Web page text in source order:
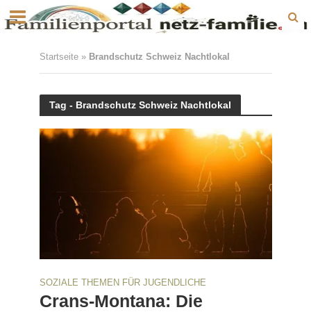
Startseite» Brandschutz Schweiz Nachtlokal
Tag - Brandschutz Schweiz Nachtlokal
SOZIALE THEMEN FÜR JUGENDLICHE
Crans-Montana: Die